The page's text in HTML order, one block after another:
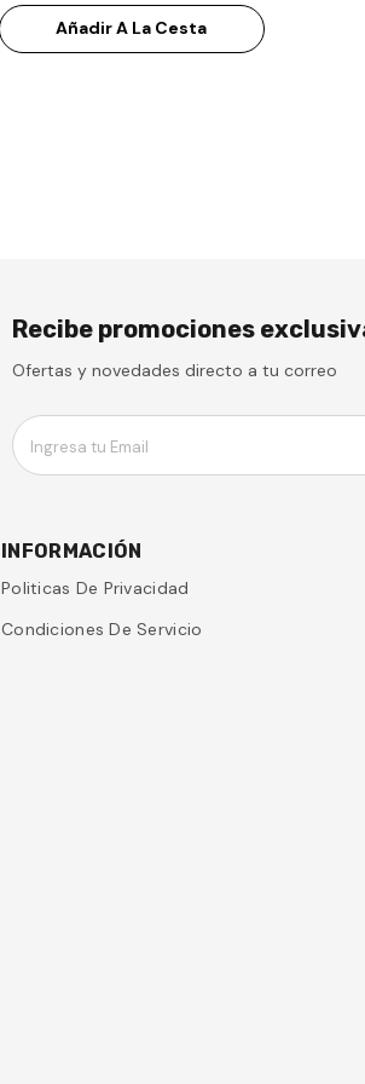
Añadir A La Cesta
Recibe promociones
Ofertas y novedades directo a tu correo
Ingresa tu Email
INFORMACIÓN
Politicas De Privacidad
Condiciones De Servicio